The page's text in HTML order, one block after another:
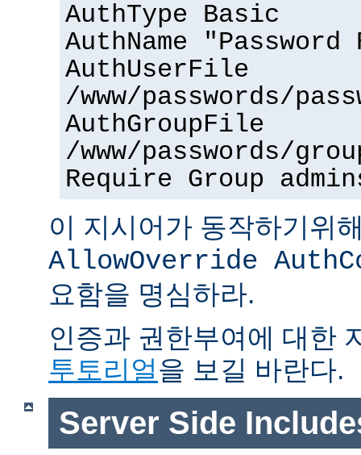
AuthType Basic
AuthName
AuthUserFile
/www/passwords/
AuthGroupFile
/www/passwords/
Require Group
이 지시어가 동작하기위
AllowOverride
요함을 명심하라.
인증과 권한부여에 대한
투토리얼을 보길 바란다.
Server Side